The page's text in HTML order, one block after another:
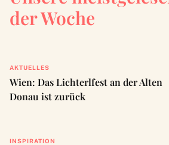
der Woche
AKTUELLES
Wien: Das Lichterlfest an der Alten
Donau ist zurück
INSPIRATION